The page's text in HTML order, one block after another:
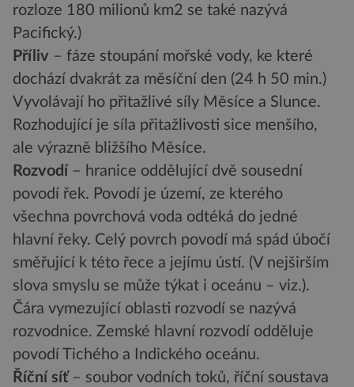
rozloze 180 milionů km2 se také nazývá
Pacifický.)
Příliv – fáze stoupání mořské vody, ke které
dochází dvakrát za měsíční den (24 h 50 min.)
Vyvolávají ho přitažlivé síly Měsíce a Slunce.
Rozhodující je síla přitažlivosti sice menšího,
ale výrazně bližšího Měsíce.
Rozvodí – hranice oddělující dvě sousední
povodí řek. Povodí je území, ze kterého
všechna povrchová voda odtéká do jedné
hlavní řeky. Celý povrch povodí má spád úbočí
směřující k této řece a jejímu ústí. (V nejširším
slova smyslu se může týkat i oceánu – viz.).
Čára vymezující oblasti rozvodí se nazývá
rozvodnice. Zemské hlavní rozvodí odděluje
povodí Tichého a Indického oceánu.
Říční síť– soubor vodních toků, říční soustava